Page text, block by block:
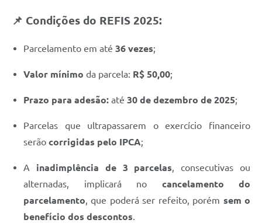
📌 Condições do REFIS 2025:
Parcelamento em até 36 vezes;
Valor mínimo da parcela: R$ 50,00;
Prazo para adesão: até 30 de dezembro de 2025;
Parcelas que ultrapassarem o exercício financeiro
serão corrigidas pelo IPCA;
A inadimplência de 3 parcelas , consecutivas ou
alternadas, implicará no cancelamento do
parcelamento , que poderá ser refeito, porém sem o
benefício dos descontos